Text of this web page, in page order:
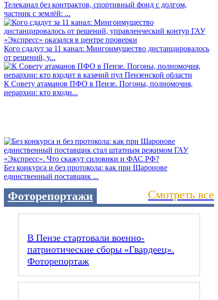
Телеканал без контрактов, спортивный фонд с долгом,
частник с землёй: ...
Кого сдадут за 11 канал: Мингоимущество дистанцировалось
от решений, у...
К Совету атаманов ПФО в Пензе. Погоны, полномочия,
иерархии: кто входи...
Без конкурса и без протокола: как при Шаронове
единственный поставщик ...
Фоторепортажи Смотреть все
В Пензе стартовали военно-
патриотические сборы «Гвардеец».
Фоторепортаж